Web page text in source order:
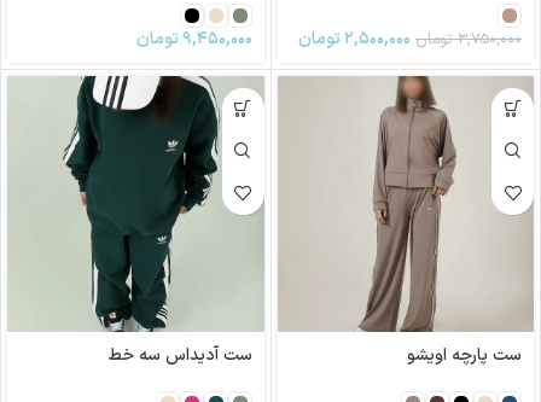
۳,۷۵۰,۰۰۰ تومان ۲,۵۰۰,۰۰۰تومان ۹,۴۵۰,۰۰۰تومان
ست پارچه اویشو ست آدیداس سه خط